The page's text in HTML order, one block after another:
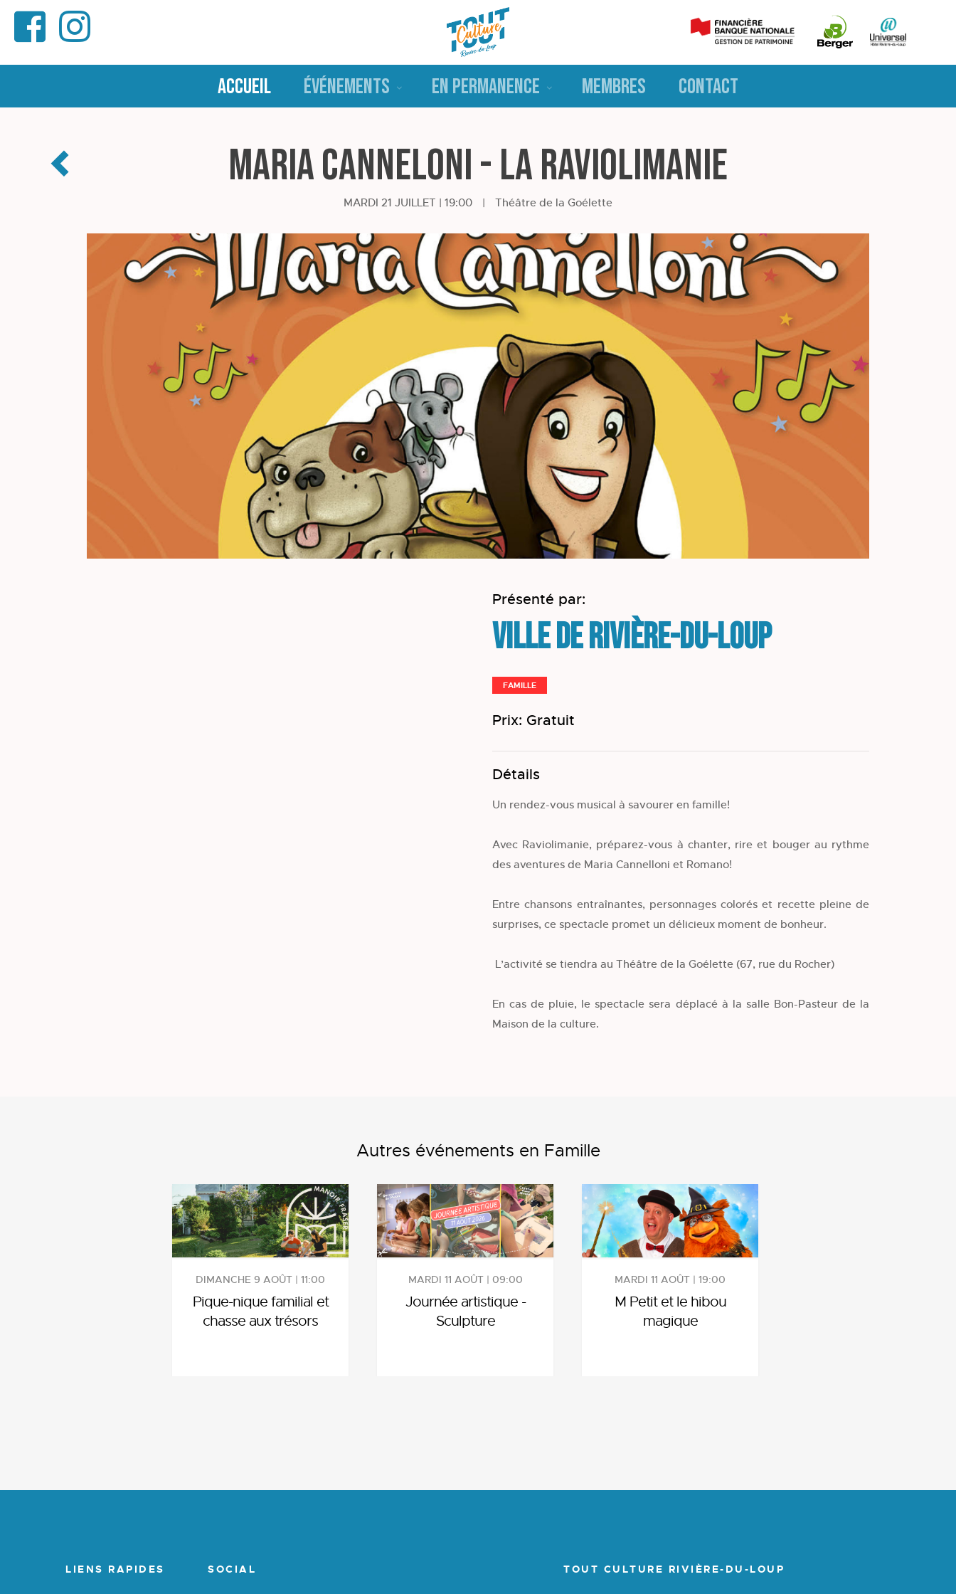
ACCUEIL ÉVÉNEMENTS EN PERMANENCE MEMBRES CONTACT
Maria Canneloni - La Raviolimanie
MARDI 21 JUILLET | 19:00 | Théâtre de la Goélette
Présenté par:
Ville de Rivière-du-Loup
FAMILLE
Prix: Gratuit
Détails
Un rendez-vous musical à savourer en famille!
Avec Raviolimanie, préparez-vous à chanter, rire et bouger au rythme
des aventures de Maria Cannelloni et Romano!
Entre chansons entraînantes, personnages colorés et recette pleine de
surprises, ce spectacle promet un délicieux moment de bonheur.
L’activité se tiendra au Théâtre de la Goélette (67, rue du Rocher)
En cas de pluie, le spectacle sera déplacé à la salle Bon-Pasteur de la
Maison de la culture.
Autres événements en Famille
DIMANCHE 9 AOÛT | 11:00
Pique-nique familial et
chasse aux trésors
MARDI 11 AOÛT | 09:00
Journée artistique -
Sculpture
MARDI 11 AOÛT | 19:00
M Petit et le hibou
magique
LIENS RAPIDES SOCIAL TOUT CULTURE RIVIÈRE-DU-LOUP